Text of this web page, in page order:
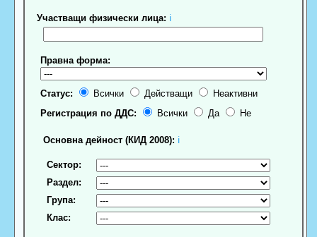
Участващи физически лица: ℹ
Правна форма:
Статус: Всички Действащи
Неактивни
Регистрация по ДДС:
Всички Да Не
Основна дейност (КИД 2008): ℹ
Сектор:
Раздел:
Група:
Клас: